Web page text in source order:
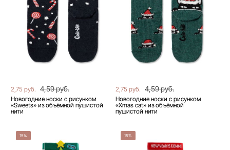
2,75 руб. 4,59 руб.
Новогодние носки с рисунком
«Sweets» из объёмной пушистой
нити
2,75 руб. 4,59 руб.
Новогодние носки с рисунком
«Xmas cat» из объёмной
пушистой нити
15% 15%